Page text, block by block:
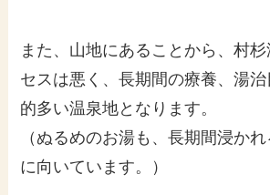
また、山地にあることから、村
セスは悪く、長期間の療養、湯
的多い温泉地となります。
（ぬるめのお湯も、長期間浸か
に向いています。）